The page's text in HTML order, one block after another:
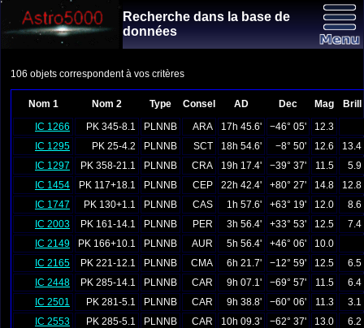
Recherche dans la base de
données
106 objets correspondent à vos critères
Nom 1 Nom 2 Type Consel AD Dec Mag
Brill
IC 1266
PK 345-8.1 PLNNB ARA 17h 45.6' −46° 05'
12.3
IC 1295
PK 25-4.2 PLNNB SCT 18h 54.6' −8° 50' 12.6
13.4
IC 1297
PK 358-21.1 PLNNB CRA 19h 17.4' −39° 37' 11.5
5.9
IC 1454
PK 117+18.1 PLNNB CEP 22h 42.4' +80° 27' 14.8
12.8
IC 1747
PK 130+1.1 PLNNB CAS 1h 57.6' +63° 19' 12.0
8.6
IC 2003
PK 161-14.1 PLNNB PER 3h 56.4' +33° 53' 12.5
7.4
IC 2149
PK 166+10.1 PLNNB AUR 5h 56.4' +46° 06'
10.0
IC 2165
PK 221-12.1 PLNNB CMA 6h 21.7' −12° 59' 12.5
6.5
IC 2448
PK 285-14.1 PLNNB CAR 9h 07.1' −69° 57' 11.5
6.4
IC 2501
PK 281-5.1 PLNNB CAR 9h 38.8' −60° 06' 11.3
3.1
IC 2553
PK 285-5.1 PLNNB CAR 10h 09.3' −62° 37' 13.0
6.2